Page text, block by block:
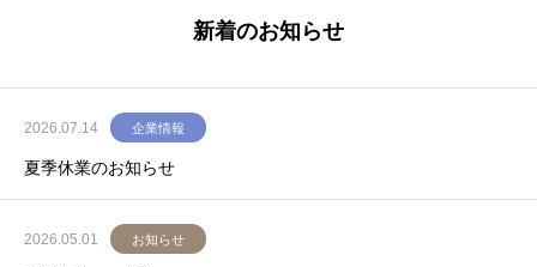
新着のお知らせ
2026.07.14 企業情報
夏季休業のお知らせ
2026.05.01 お知らせ